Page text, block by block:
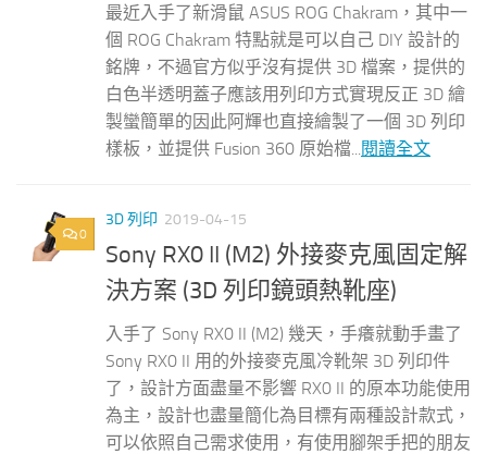
最近入手了新滑鼠 ASUS ROG Chakram，其中一
個 ROG Chakram 特點就是可以自己 DIY 設計的
銘牌，不過官方似乎沒有提供 3D 檔案，提供的
白色半透明蓋子應該用列印方式實現反正 3D 繪
製蠻簡單的因此阿輝也直接繪製了一個 3D 列印
樣板，並提供 Fusion 360 原始檔...
閱讀全文
0
3D 列印 2019-04-15
Sony RX0 II (M2) 外接麥克風固定解
決方案 (3D 列印鏡頭熱靴座)
入手了 Sony RX0 II (M2) 幾天，手癢就動手畫了
Sony RX0 II 用的外接麥克風冷靴架 3D 列印件
了，設計方面盡量不影響 RX0 II 的原本功能使用
為主，設計也盡量簡化為目標有兩種設計款式，
可以依照自己需求使用，有使用腳架手把的朋友